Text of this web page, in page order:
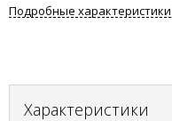
Подробные характеристики
Характеристики